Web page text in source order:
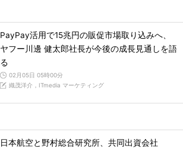
PayPay活用で15兆円の販促市場取り込みへ、
ヤフー川邊 健太郎社長が今後の成長見通しを語
る
02月05日 05時00分
織茂洋介，ITmedia マーケティング
日本航空と野村総合研究所、共同出資会社